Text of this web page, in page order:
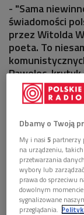
- "Sama
świadomości
przez Witolda
poeta. To
Pawelec,
Dbamy o Twoją
My i nasi5 partnerzy
na urządzeniu,
przetwarzania
wybory lub
prawa do sprzeciwu
dowolnym
sygnalizowane
przeglądania.